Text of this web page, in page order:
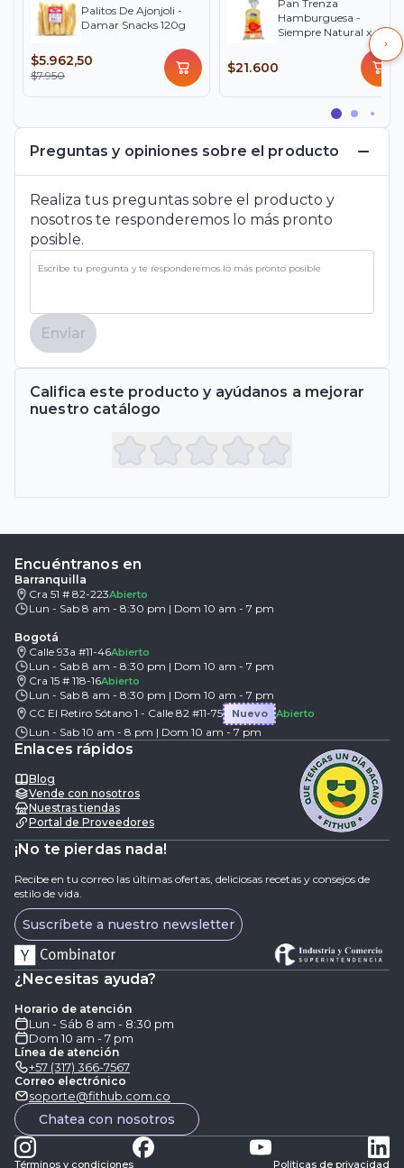
Palitos De Ajonjoli -
Damar Snacks 120g
$5.962,50
$7.950
Pan Trenza
Hamburguesa -
Siempre Natural x 4
$21.600
Preguntas y opiniones sobre el producto
Realiza tus preguntas sobre el producto y
nosotros te responderemos lo más pronto
posible.
Enviar
Califica este producto y ayúdanos a mejorar
nuestro catálogo
Encuéntranos en
Barranquilla
Cra 51 # 82-223Abierto
Lun - Sab 8 am - 8:30 pm | Dom 10 am - 7 pm
Bogotá
Calle 93a #11-46Abierto
Lun - Sab 8 am - 8:30 pm | Dom 10 am - 7 pm
Cra 15 # 118-16Abierto
Lun - Sab 8 am - 8:30 pm | Dom 10 am - 7 pm
CC El Retiro Sótano 1 - Calle 82 #11-75
Nuevo Abierto
Lun - Sab 10 am - 8 pm | Dom 10 am - 7 pm
Enlaces rápidos
Blog
Vende con nosotros
Nuestras tiendas
Portal de Proveedores
¡No te pierdas nada!
Recibe en tu correo las últimas ofertas, deliciosas recetas y consejos de
estilo de vida.
Suscríbete a nuestro newsletter
¿Necesitas ayuda?
Horario de atención
Lun - Sáb 8 am - 8:30 pm
Dom 10 am - 7 pm
Línea de atención
+57 (317) 366-7567
Correo electrónico
soporte@fithub.com.co
Chatea con nosotros
Términos y condiciones Politicas de privacidad